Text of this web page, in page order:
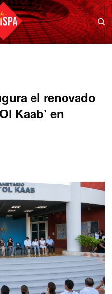
el renovado
Kaab’ en